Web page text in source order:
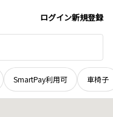
ログイン新規登録
SmartPay利用可 車椅子